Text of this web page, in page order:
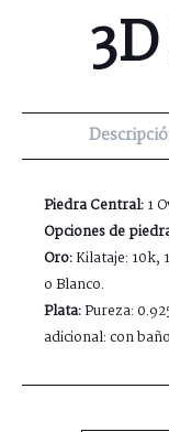
Piedra Central:1
Opciones de
Oro:Kilataje: 10k,
o Blanco.
Plata:Pureza:
adicional: con